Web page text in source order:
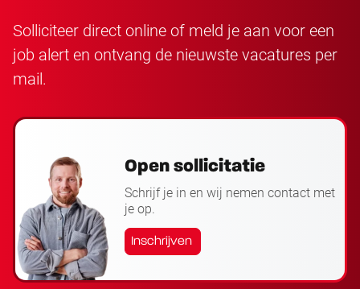
Solliciteer direct online of meld je aan voor een
job alert en ontvang de nieuwste vacatures per
mail.
Open sollicitatie
Schrijf je in en wij nemen contact met
je op.
Inschrijven